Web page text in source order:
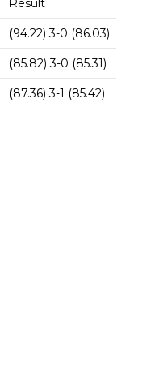
Result
(94.22) 3-0 (86.03)
(85.82) 3-0 (85.31)
(87.36) 3-1 (85.42)